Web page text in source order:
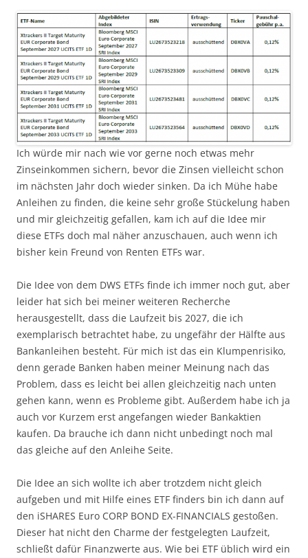
Ich würde mir nach wie vor gerne noch etwas mehr
Zinseinkommen sichern, bevor die Zinsen vielleicht schon
im nächsten Jahr doch wieder sinken. Da ich Mühe habe
Anleihen zu finden, die keine sehr große Stückelung haben
und mir gleichzeitig gefallen, kam ich auf die Idee mir
diese ETFs doch mal näher anzuschauen, auch wenn ich
bisher kein Freund von Renten ETFs war.
Die Idee von dem DWS ETFs finde ich immer noch gut, aber
leider hat sich bei meiner weiteren Recherche
herausgestellt, dass die Laufzeit bis 2027, die ich
exemplarisch betrachtet habe, zu ungefähr der Hälfte aus
Bankanleihen besteht. Für mich ist das ein Klumpenrisiko,
denn gerade Banken haben meiner Meinung nach das
Problem, dass es leicht bei allen gleichzeitig nach unten
gehen kann, wenn es Probleme gibt. Außerdem habe ich ja
auch vor Kurzem erst angefangen wieder Bankaktien
kaufen. Da brauche ich dann nicht unbedingt noch mal
das gleiche auf den Anleihe Seite.
Die Idee an sich wollte ich aber trotzdem nicht gleich
aufgeben und mit Hilfe eines ETF finders bin ich dann auf
den iSHARES Euro CORP BOND EX-FINANCIALS gestoßen.
Dieser hat nicht den Charme der festgelegten Laufzeit,
schließt dafür Finanzwerte aus. Wie bei ETF üblich wird ein